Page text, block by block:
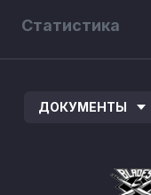
Статистика
ДОКУМЕНТЫ